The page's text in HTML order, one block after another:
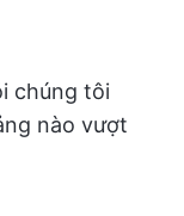
chúng tôi
nào vượt